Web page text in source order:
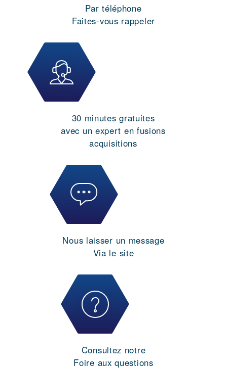
Par téléphone
Faites-vous rappeler
30 minutes gratuites
avec un expert en fusions
acquisitions
Nous laisser un message
Via le site
Consultez notre
Foire aux questions